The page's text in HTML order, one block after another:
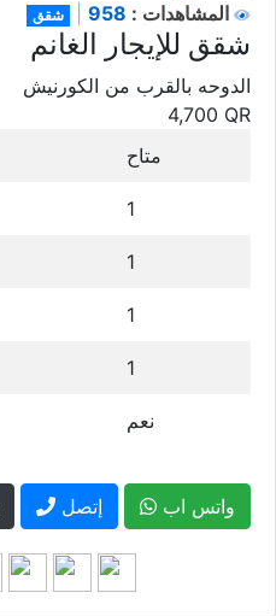
شقق المشاهدات :
شقق للإيجار الغانم
الدوحه بالقرب من الكورنيش
4,700 QR
متاح
1
1
1
1
نعم
إتصل واتس اب